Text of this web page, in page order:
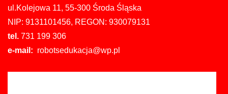
ul.Kolejowa 11, 55-300 Środa Śląska
NIP: 9131101456, REGON: 930079131
tel. 731 199 306
e-mail: robotsedukacja@wp.pl